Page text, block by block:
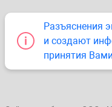
Разъяснения
и создают
принятия